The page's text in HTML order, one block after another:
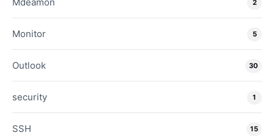
2
Monitor 5
Outlook 30
security 1
SSH 15